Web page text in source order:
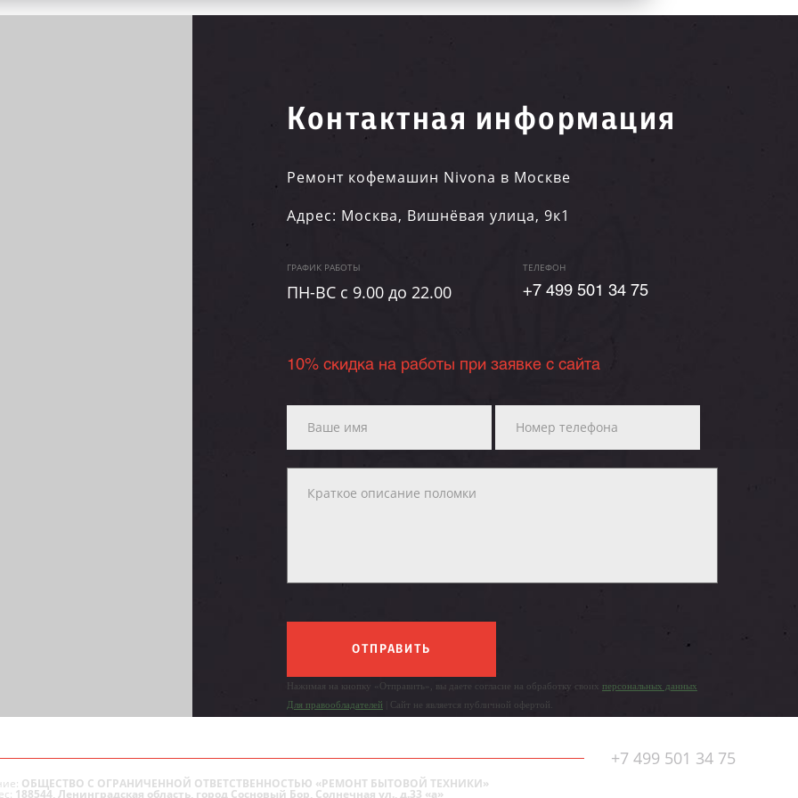
Контактная информация
Ремонт кофемашин Nivona в Москве
Адрес: Москва, Вишнёвая улица, 9к1
ГРАФИК РАБОТЫ
ПН-ВC c 9.00 до 22.00
ТЕЛЕФОН
+7 499 501 34 75
10% скидка на работы при заявке с сайта
ОТПРАВИТЬ
Нажимая на кнопку «Отправить», вы даете согласие на обработку своих персональных данных
Для правообладателей | Сайт не является публичной офертой.
+7 499 501 34 75
ОБЩЕСТВО С ОГРАНИЧЕННОЙ ОТВЕТСТВЕННОСТЬЮ «РЕМОНТ БЫТОВОЙ ТЕХНИКИ»
188544, Ленинградская область, город Сосновый Бор, Солнечная ул., д.33 «а»